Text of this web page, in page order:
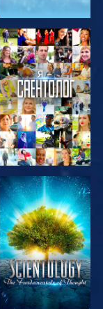
СМОТРЕТЬ
СМОТРЕТЬ
ПЕРЕДАЧИ